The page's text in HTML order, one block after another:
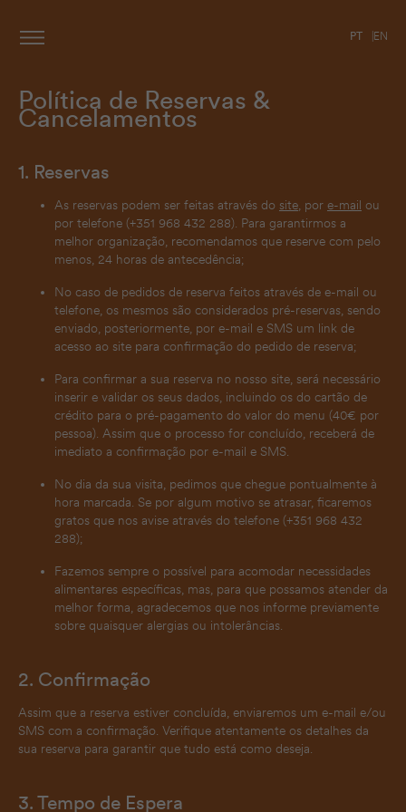
PT EN
Política de Reservas &
Cancelamentos
1. Reservas
As reservas podem ser feitas através do site , por e-mail ou
por telefone (+351 968 432 288). Para garantirmos a
melhor organização, recomendamos que reserve com pelo
menos, 24 horas de antecedência;
No caso de pedidos de reserva feitos através de e-mail ou
telefone, os mesmos são considerados pré-reservas, sendo
enviado, posteriormente, por e-mail e SMS um link de
acesso ao site para confirmação do pedido de reserva;
Para confirmar a sua reserva no nosso site, será necessário
inserir e validar os seus dados, incluindo os do cartão de
crédito para o pré-pagamento do valor do menu (40€ por
pessoa). Assim que o processo for concluído, receberá de
imediato a confirmação por e-mail e SMS.
No dia da sua visita, pedimos que chegue pontualmente à
hora marcada. Se por algum motivo se atrasar, ficaremos
gratos que nos avise através do telefone (+351 968 432
288);
Fazemos sempre o possível para acomodar necessidades
alimentares específicas, mas, para que possamos atender da
melhor forma, agradecemos que nos informe previamente
sobre quaisquer alergias ou intolerâncias.
2. Confirmação
Assim que a reserva estiver concluída, enviaremos um e-mail e/ou
SMS com a confirmação. Verifique atentamente os detalhes da
sua reserva para garantir que tudo está como deseja.
3. Tempo de Espera